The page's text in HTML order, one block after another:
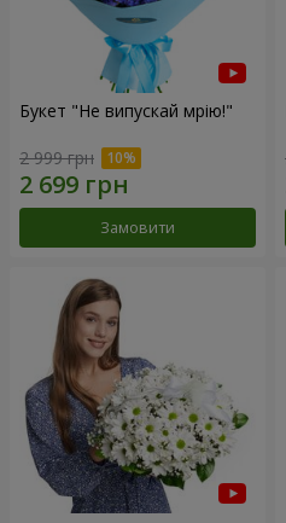
Букет "Не випускай мрію!"
2 999 грн
Замовити